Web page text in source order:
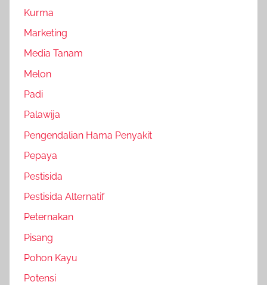
Kurma
Marketing
Media Tanam
Melon
Padi
Palawija
Pengendalian Hama Penyakit
Pepaya
Pestisida
Pestisida Alternatif
Peternakan
Pisang
Pohon Kayu
Potensi